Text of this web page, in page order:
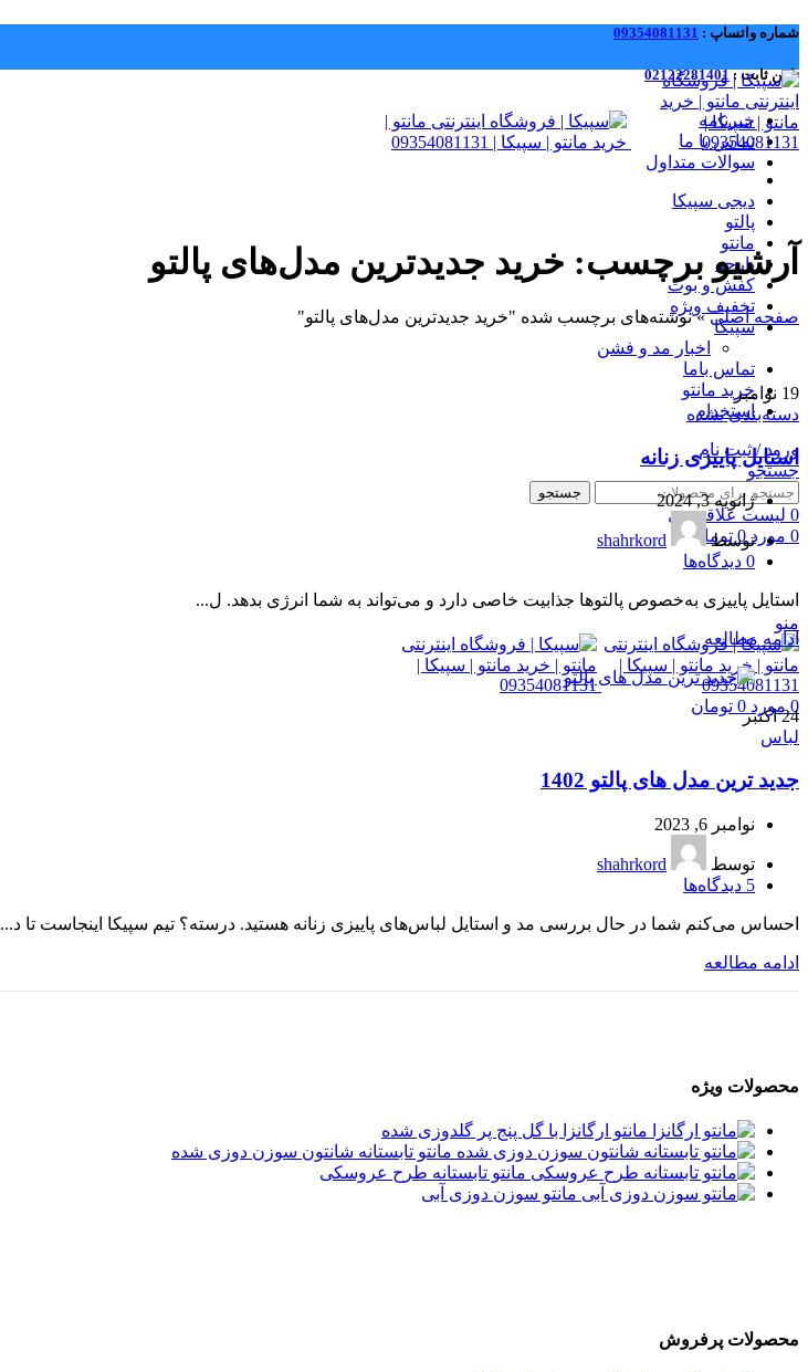
شماره واتساپ : 09354081131
تلفن ثابت :02122281401
خبرنامه
تماس با ما
سوالات متداول
دیجی سپیکا
پالتو
مانتو
پارچه
کفش و بوت
تخفیف ویژه
سپیکا
اخبار مد و فشن
تماس باما
خرید مانتو
استخدام
ورود / ثبت نام
جستجو
جستجو
0 لیست علاقمندی
0 مورد 0 تومان
منو
0 مورد 0 تومان
آرشیو برچسب: خرید جدیدترین مدل‌های پالتو
صفحه اصلی»نوشته‌های برچسب شده "خرید جدیدترین مدل‌های پالتو"
19 نوامبر
دسته‌بندی نشده
استایل پاییزی زنانه
ژانویه 3, 2024
توسط
shahrkord
0 دیدگاه‌ها
استایل پاییزی به‌خصوص پالتوها جذابیت خاصی دارد و می‌تواند به شما انرژی بدهد. ل...
ادامه مطالعه
24 اکتبر
لباس
جدید ترین مدل های پالتو 1402
نوامبر 6, 2023
توسط
shahrkord
5 دیدگاه‌ها
احساس می‌کنم شما در حال بررسی مد و استایل لباس‌های پاییزی زنانه هستید. درسته؟ تیم سپیکا اینجاست تا د...
ادامه مطالعه
محصولات ویژه
مانتو ارگانزا با گل پنج پر گلدوزی شده
مانتو تابستانه شانتون سوزن دوزی شده
مانتو تابستانه طرح عروسکی
مانتو سوزن دوزی آبی
محصولات پرفروش